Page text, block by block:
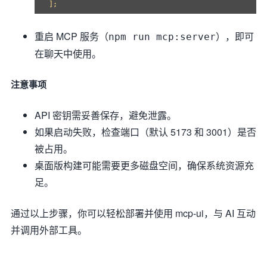
重启 MCP 服务（npm run mcp:server），即可
在聊天中使用。
注意事项
API 密钥需妥善保存，避免泄露。
如果启动失败，检查端口（默认 5173 和 3001）是否
被占用。
桌面版构建可能需要更多磁盘空间，确保系统资源充
足。
通过以上步骤，你可以轻松部署并使用 mcp-ui，与 AI 互动
并调用外部工具。